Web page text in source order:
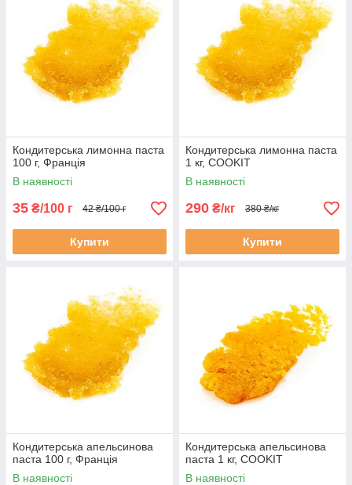
Кондитерська лимонна паста
100 г, Франція
В наявності
35 ₴/100 г 42 ₴/100 г
Купити
Кондитерська лимонна паста
1 кг, COOKIT
В наявності
290 ₴/кг 380 ₴/кг
Купити
Кондитерська апельсинова
паста 100 г, Франція
В наявності
Кондитерська апельсинова
паста 1 кг, COOKIT
В наявності